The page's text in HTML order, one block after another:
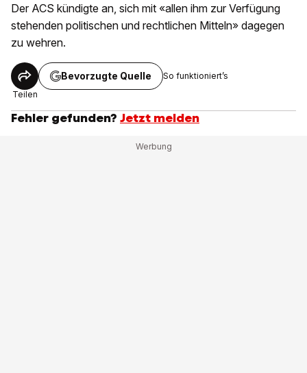
Der ACS kündigte an, sich mit «allen ihm zur Verfügung
stehenden politischen und rechtlichen Mitteln» dagegen
zu wehren.
Teilen
Bevorzugte Quelle So funktioniert’s
Fehler gefunden? Jetzt melden